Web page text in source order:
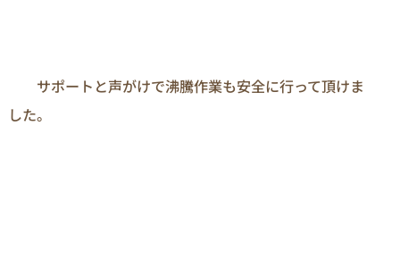
サポートと声がけで沸騰作業も安全に行って頂けま
した。